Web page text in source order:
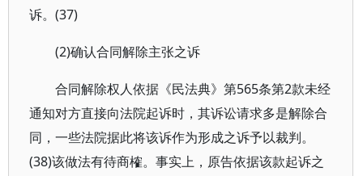
诉。(37)
(2)确认合同解除主张之诉
合同解除权人依据《民法典》第565条第2款未经
通知对方直接向法院起诉时，其诉讼请求多是解除合
同，一些法院据此将该诉作为形成之诉予以裁判。
(38)该做法有待商榷。事实上，原告依据该款起诉之